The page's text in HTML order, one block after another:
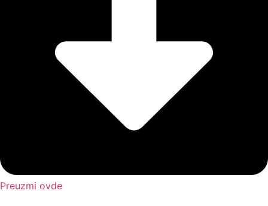
Preuzmi ovde